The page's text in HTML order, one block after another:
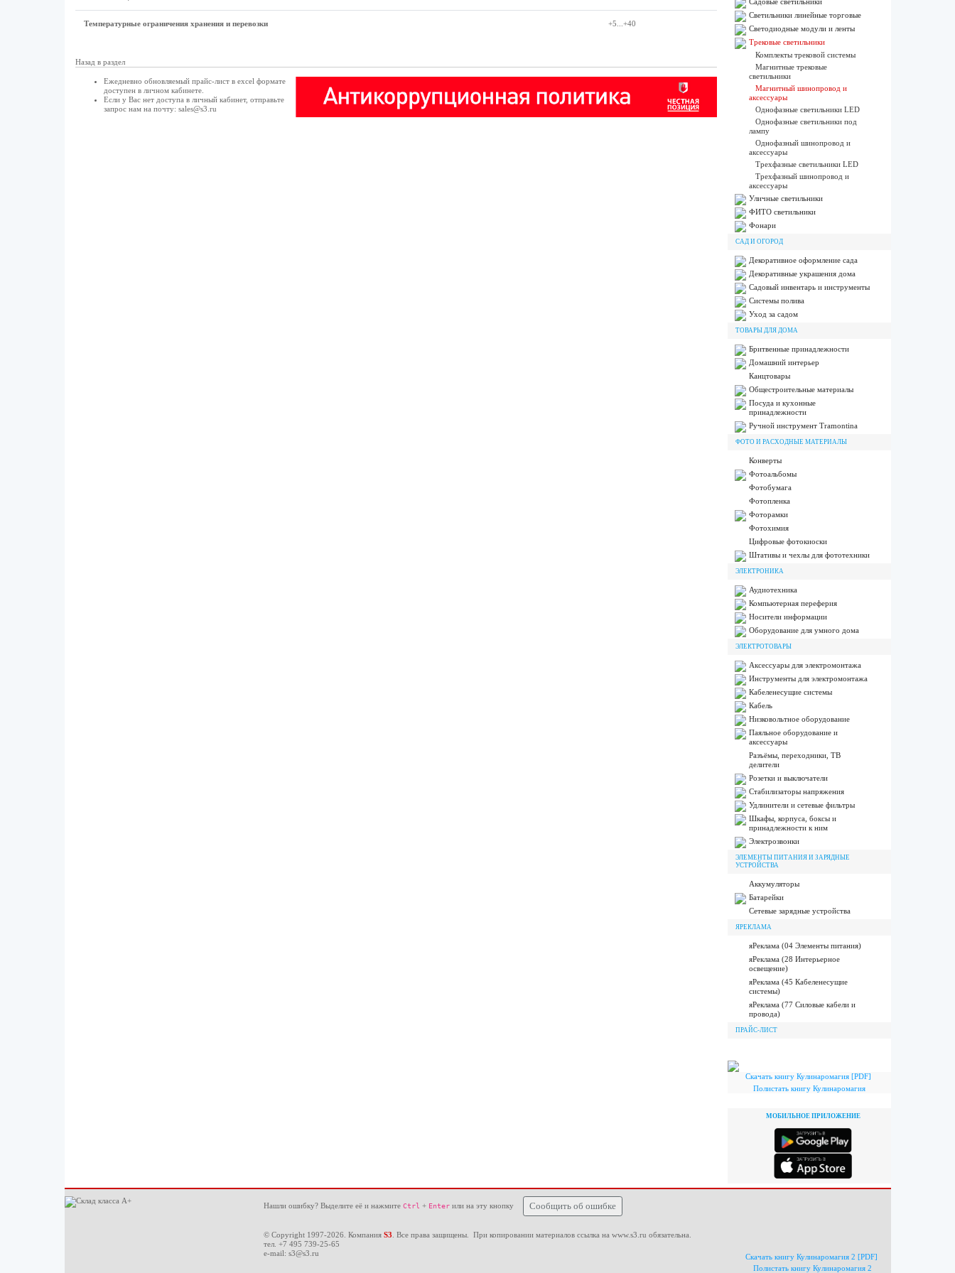
Температурные ограничения хранения и перевозки +5...+40
Назад в раздел
Ежедневно обновляемый прайс-лист в excel формате
доступен в личном кабинете.
Если у Вас нет доступа в личный кабинет, отправьте
запрос нам на почту: sales@s3.ru
Светильники линейные торговые
Светодиодные модули и ленты
Трековые светильники
Комплекты трековой системы
Магнитные трековые
светильники
Магнитный шинопровод и
аксессуары
Однофазные светильники LED
Однофазные светильники под
лампу
Однофазный шинопровод и
аксессуары
Трехфазные светильники LED
Трехфазный шинопровод и
аксессуары
Уличные светильники
ФИТО светильники
Фонари
САД И ОГОРОД
Декоративное оформление сада
Декоративные украшения дома
Садовый инвентарь и инструменты
Системы полива
Уход за садом
ТОВАРЫ ДЛЯ ДОМА
Бритвенные принадлежности
Домашний интерьер
Канцтовары
Общестроительные материалы
Посуда и кухонные
принадлежности
Ручной инструмент Tramontina
ФОТО И РАСХОДНЫЕ МАТЕРИАЛЫ
Конверты
Фотоальбомы
Фотобумага
Фотопленка
Фоторамки
Фотохимия
Цифровые фотокиоски
Штативы и чехлы для фототехники
ЭЛЕКТРОНИКА
Аудиотехника
Компьютерная переферия
Носители информации
Оборудование для умного дома
ЭЛЕКТРОТОВАРЫ
Аксессуары для электромонтажа
Инструменты для электромонтажа
Кабеленесущие системы
Кабель
Низковольтное оборудование
Паяльное оборудование и
аксессуары
Разъёмы, переходники, ТВ
делители
Розетки и выключатели
Стабилизаторы напряжения
Удлинители и сетевые фильтры
Шкафы, корпуса, боксы и
принадлежности к ним
Электрозвонки
ЭЛЕМЕНТЫ ПИТАНИЯ И ЗАРЯДНЫЕ
УСТРОЙСТВА
Аккумуляторы
Батарейки
Сетевые зарядные устройства
ЯРЕКЛАМА
яРеклама (04 Элементы питания)
яРеклама (28 Интерьерное
освещение)
яРеклама (45 Кабеленесущие
системы)
яРеклама (77 Силовые кабели и
провода)
ПРАЙС-ЛИСТ
Скачать книгу Кулинаромагия 2 [PDF]
Полистать книгу Кулинаромагия 2
Скачать книгу Кулинаромагия [PDF]
Полистать книгу Кулинаромагия
МОБИЛЬНОЕ ПРИЛОЖЕНИЕ
Нашли ошибку? Выделите её и нажмите Ctrl + Enterили на эту кнопку Сообщить об ошибке
© Copyright 1997-2026. Компания S3 . Все права защищены. При копировании материалов ссылка на www.s3.ru обязательна.
тел. +7 495 739-25-65
e-mail: s3@s3.ru